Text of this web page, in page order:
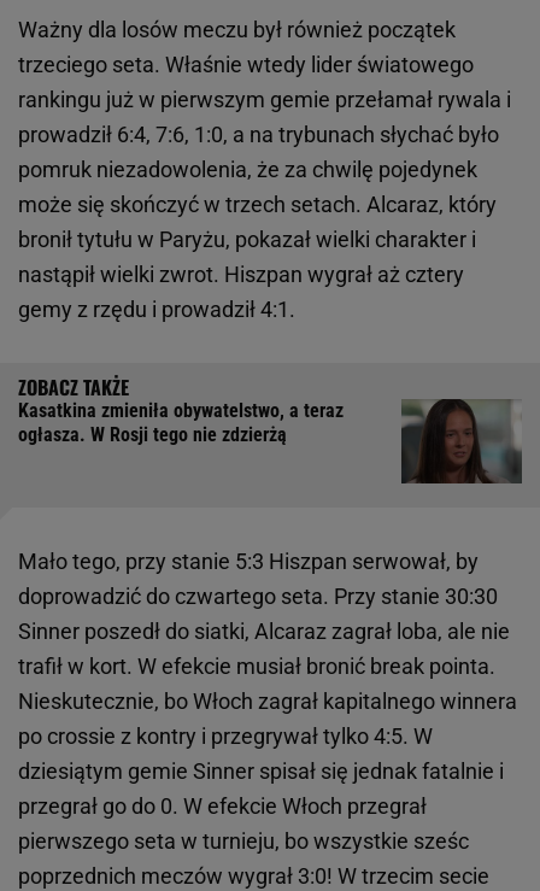
Ważny dla losów meczu był również początek
trzeciego seta. Właśnie wtedy lider światowego
rankingu już w pierwszym gemie przełamał rywala i
prowadził 6:4, 7:6, 1:0, a na trybunach słychać było
pomruk niezadowolenia, że za chwilę pojedynek
może się skończyć w trzech setach. Alcaraz, który
bronił tytułu w Paryżu, pokazał wielki charakter i
nastąpił wielki zwrot. Hiszpan wygrał aż cztery
gemy z rzędu i prowadził 4:1.
Kasatkina zmieniła obywatelstwo, a teraz
ogłasza. W Rosji tego nie zdzierżą
Mało tego, przy stanie 5:3 Hiszpan serwował, by
doprowadzić do czwartego seta. Przy stanie 30:30
Sinner poszedł do siatki, Alcaraz zagrał loba, ale nie
trafił w kort. W efekcie musiał bronić break pointa.
Nieskutecznie, bo Włoch zagrał kapitalnego winnera
po crossie z kontry i przegrywał tylko 4:5. W
dziesiątym gemie Sinner spisał się jednak fatalnie i
przegrał go do 0. W efekcie Włoch przegrał
pierwszego seta w turnieju, bo wszystkie sześc
poprzednich meczów wygrał 3:0! W trzecim secie